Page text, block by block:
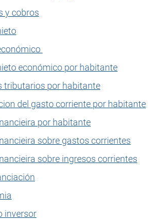
y cobros
económico por habitante
tributarios por habitante
del gasto corriente por habitante
por habitante
sobre gastos corrientes
sobre ingresos corrientes
inversor